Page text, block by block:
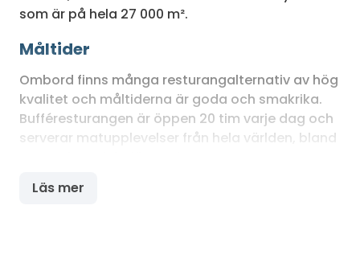
som är på hela 27 000 m².
Måltider
Ombord finns många resturangalternativ av hög
kvalitet och måltiderna är goda och smakrika.
Bufféresturangen är öppen 20 tim varje dag och
serverar matupplevelser från hela världen, bland
huvudresturangen har man tagit hänsyn till olika
Läs mer